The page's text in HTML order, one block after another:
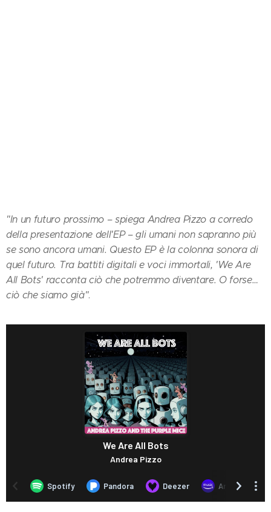
"In un futuro prossimo – spiega Andrea Pizzo a corredo
della presentazione dell'EP – gli umani non sapranno più
se sono ancora umani. Questo EP è la colonna sonora di
quel futuro. Tra battiti digitali e voci immortali, 'We Are
All Bots' racconta ciò che potremmo diventare. O forse…
ciò che siamo già".